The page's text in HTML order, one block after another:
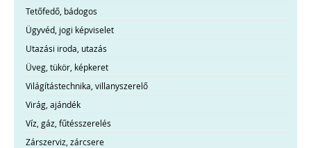
Tetőfedő, bádogos
Ügyvéd, jogi képviselet
Utazási iroda, utazás
Üveg, tükör, képkeret
Világítástechnika, villanyszerelő
Virág, ajándék
Víz, gáz, fűtésszerelés
Zárszerviz, zárcsere